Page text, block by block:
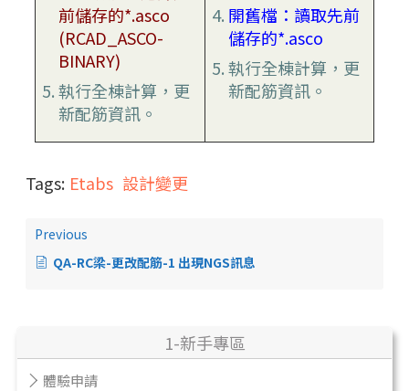
1-新手專區
體驗申請
前儲存的*.asco
(RCAD_ASCO-
BINARY)
執行全棟計算，更
新配筋資訊。
開舊檔：讀取先前
儲存的*.asco
執行全棟計算，更
新配筋資訊。
Tags: Etabs 設計變更
Previous
QA-RC梁-更改配筋-1 出現NGS訊息